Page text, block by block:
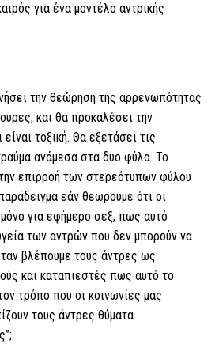
για ένα μοντέλο αντρικής
την θεώρηση της αρρενωπότητας
και θα προκαλέσει την
τοξική. Θα εξετάσει τις
ανάμεσα στα δυο φύλα. Το
επιρροή των στερεότυπων φύλου
εάν θεωρούμε ότι οι
για εφήμερο σεξ, πως αυτό
των αντρών που δεν μπορούν να
βλέπουμε τους άντρες ως
και καταπιεστές πως αυτό το
τρόπο που οι κοινωνίες μας
τους άντρες θύματα